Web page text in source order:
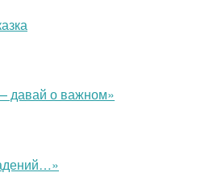
давай о важном»